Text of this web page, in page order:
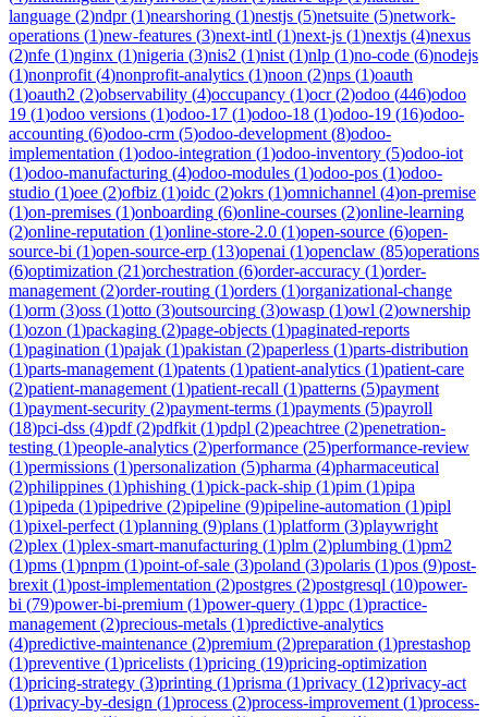
language (2)ndpr(1)nearshoring (1)nestjs (5)netsuite (5)network-
operations (1)new-features (3)next-intl (1)next-js (1)nextjs (4)nexus
(2)nfe (1)nginx (1)nigeria (3)nis2 (1)nist (1)nlp (1)no-code (6)nodejs
(1)nonprofit (4)nonprofit-analytics (1)noon (2)nps (1)oauth
(1)oauth2 (2)observability (4)occupancy (1)ocr(2)odoo (446)odoo
19 (1)odoo versions (1)odoo-17 (1)odoo-18 (1)odoo-19 (16)odoo-
accounting (6)odoo-crm (5)odoo-development (8)odoo-
implementation (1)odoo-integration (1)odoo-inventory (5)odoo-iot
(1)odoo-manufacturing (4)odoo-modules (1)odoo-pos (1)odoo-
studio (1)oee (2)ofbiz (1)oidc (2)okrs (1)omnichannel (4)on-premise
(1)on-premises (1)onboarding (6)online-courses (2)online-learning
(2)online-reputation (1)online-store-2.0 (1)open-source (6)open-
source-bi (1)open-source-erp (13)openai (1)openclaw (85)operations
(6)optimization (21)orchestration (6)order-accuracy (1)order-
management (2)order-routing (1)orders (1)organizational-change
(1)orm (3)oss (1)otto (3)outsourcing (3)owasp (1)owl (2)ownership
(1)ozon (1)packaging (2)page-objects (1)paginated-reports
(1)pagination (1)pajak (1)pakistan (2)paperless (1)parts-distribution
(1)parts-management (1)patents (1)patient-analytics (1)patient-care
(2)patient-management (1)patient-recall (1)patterns (5)payment
(1)payment-security (2)payment-terms (1)payments (5)payroll
(18)pci-dss (4)pdf(2)pdfkit (1)pdpl (2)peachtree (2)penetration-
testing (1)people-analytics (2)performance (25)performance-review
(1)permissions (1)personalization (5)pharma (4)pharmaceutical
(2)philippines (1)phishing (1)pick-pack-ship (1)pim (1)pipa
(1)pipeda (1)pipedrive (2)pipeline (9)pipeline-automation (1)pipl
(1)pixel-perfect (1)planning (9)plans (1)platform (3)playwright
(2)plex (1)plex-smart-manufacturing (1)plm (2)plumbing (1)pm2
(1)pms (1)pnpm (1)point-of-sale (3)poland (3)polaris (1)pos (9)post-
brexit (1)post-implementation (2)postgres (2)postgresql (10)power-
bi (79)power-bi-premium (1)power-query (1)ppc (1)practice-
management (2)precious-metals (1)predictive-analytics
(4)predictive-maintenance (2)premium (2)preparation (1)prestashop
(1)preventive (1)pricelists (1)pricing (19)pricing-optimization
(1)pricing-strategy (3)printing (1)prisma (1)privacy (12)privacy-act
(1)privacy-by-design (1)process (2)process-improvement (1)process-